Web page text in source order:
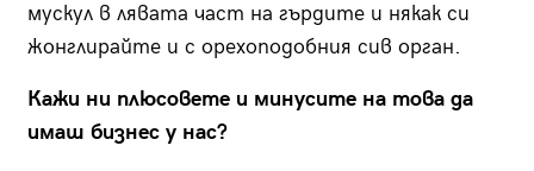
мускул в лявата част на гърдите и някак си
жонглирайте и с орехоподобния сив орган.
Кажи ни плюсовете и минусите на това да
имаш бизнес у нас?